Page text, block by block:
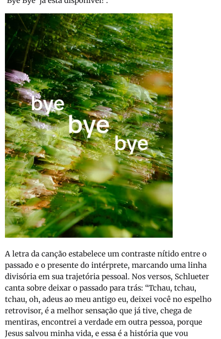
A letra da canção estabelece um contraste nítido entre o
passado e o presente do intérprete, marcando uma linha
divisória em sua trajetória pessoal. Nos versos, Schlueter
canta sobre deixar o passado para trás: “Tchau, tchau,
tchau, oh, adeus ao meu antigo eu, deixei você no espelho
retrovisor, é a melhor sensação que já tive, chega de
mentiras, encontrei a verdade em outra pessoa, porque
Jesus salvou minha vida, e essa é a história que vou